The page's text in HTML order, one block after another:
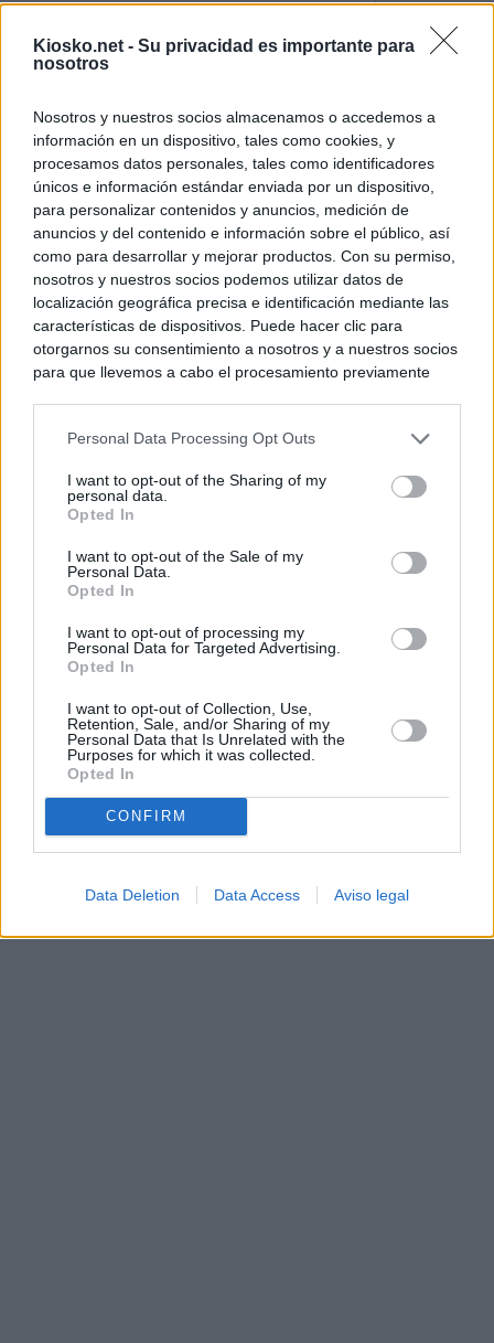
Kiosko.net - Su privacidad es importante para
nosotros
Nosotros y nuestros socios almacenamos o accedemos a
información en un dispositivo, tales como cookies, y
procesamos datos personales, tales como identificadores
únicos e información estándar enviada por un dispositivo,
para personalizar contenidos y anuncios, medición de
anuncios y del contenido e información sobre el público, así
como para desarrollar y mejorar productos. Con su permiso,
nosotros y nuestros socios podemos utilizar datos de
localización geográfica precisa e identificación mediante las
características de dispositivos. Puede hacer clic para
otorgarnos su consentimiento a nosotros y a nuestros socios
para que llevemos a cabo el procesamiento previamente
negar su consentimiento. Tenga en cuenta que algún
de su consentimiento, pero usted tiene el derecho de
rechazar tal procesamiento. Sus preferencias se aplicarán
cualquier momento entrando de nuevo en este sitio web o
visitando nuestra política de privacidad.
Personal Data Processing Opt Outs
I want to opt-out of the Sharing of my
personal data.
Opted In
I want to opt-out of the Sale of my
Personal Data.
Opted In
I want to opt-out of processing my
Personal Data for Targeted Advertising.
Opted In
I want to opt-out of Collection, Use,
Retention, Sale, and/or Sharing of my
Personal Data that Is Unrelated with the
Purposes for which it was collected.
Opted In
CONFIRM
Data Deletion Data Access Aviso legal
La Comunidad
de lujo de
euros el diseño
Puerta del Sol
© Kiosko.net Aviso Legal Privacidad y Cookies